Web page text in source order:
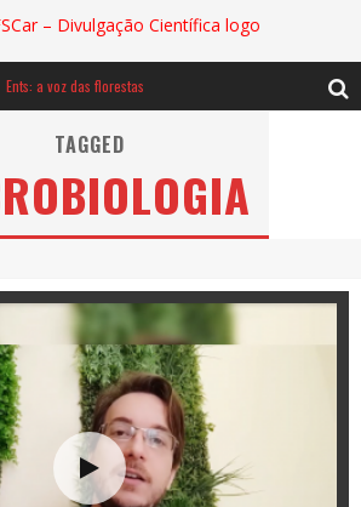
Ents: a voz das florestas
Notáveis: Bertha Lutz
Baú de Histórias - A jamais imaginada aventura com os moinhos de vento
TAGGED